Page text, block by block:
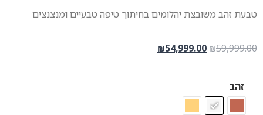
טבעת זהב משובצת יהלומים בחיתוך טיפה טבעיים ומנצנצים
₪59,999.00
₪54,999.00
זהב